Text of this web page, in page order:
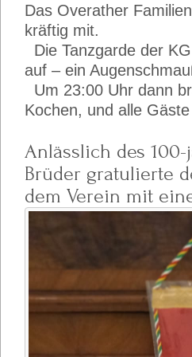
Das Overather
kräftig mit.
Die Tanzgarde der
auf – ein
Um 23:00 Uhr dann
Kochen, und alle
Anlässlich des
Brüder gratulierte
dem Verein mit